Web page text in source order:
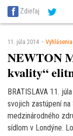
SITA Energetika
SITA Potravinárstvo
Zdieľaj
11. júla 2014 Vyhlásenia
NEWTON
kvality“
BRATISLAVA 11.
svojich zastúpení
medzinárodného
sídlom v Londýne.